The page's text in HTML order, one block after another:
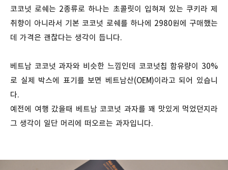
코코넛 로쉐는 2종류로 하나는 초콜릿이 입혀져 있는 쿠키라 제
취향이 아니라서 기본 코코넛 로쉐를 하나에 2980원에 구매했는
데 가격은 괜찮다는 생각이 듭니다.
베트남 코코넛 과자와 비슷한 느낌인데 코코넛칩 함유량이 30%
로 실제 박스에 표기를 보면 베트남산(OEM)이라고 되어 있습니
다.
예전에 여행 갔을때 베트남 코코넛 과자를 꽤 맛있게 먹었던지라
그 생각이 일단 머리에 떠오르는 과자입니다.